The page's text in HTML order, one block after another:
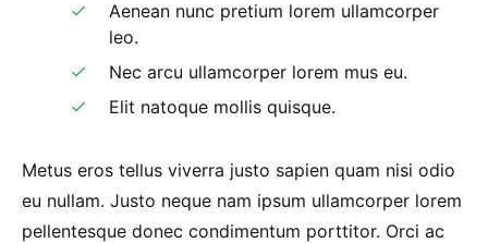
Aenean nunc pretium lorem ullamcorper
leo.
Nec arcu ullamcorper lorem mus eu.
Elit natoque mollis quisque.
Metus eros tellus viverra justo sapien quam nisi odio
eu nullam. Justo neque nam ipsum ullamcorper lorem
pellentesque donec condimentum porttitor. Orci ac